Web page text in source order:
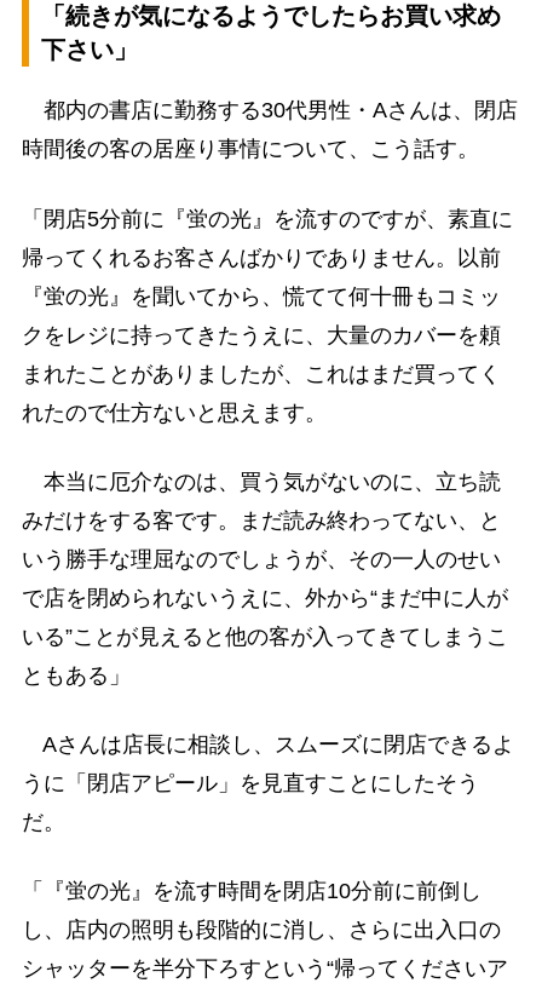
「続きが気になるようでしたらお買い求め
下さい」
都内の書店に勤務する30代男性・Aさんは、閉店
時間後の客の居座り事情について、こう話す。
「閉店5分前に『蛍の光』を流すのですが、素直に
帰ってくれるお客さんばかりでありません。以前
『蛍の光』を聞いてから、慌てて何十冊もコミッ
クをレジに持ってきたうえに、大量のカバーを頼
まれたことがありましたが、これはまだ買ってく
れたので仕方ないと思えます。
本当に厄介なのは、買う気がないのに、立ち読
みだけをする客です。まだ読み終わってない、と
いう勝手な理屈なのでしょうが、その一人のせい
で店を閉められないうえに、外から“まだ中に人が
いる”ことが見えると他の客が入ってきてしまうこ
ともある」
Aさんは店長に相談し、スムーズに閉店できるよ
うに「閉店アピール」を見直すことにしたそう
だ。
「『蛍の光』を流す時間を閉店10分前に前倒し
し、店内の照明も段階的に消し、さらに出入口の
シャッターを半分下ろすという“帰ってくださいア